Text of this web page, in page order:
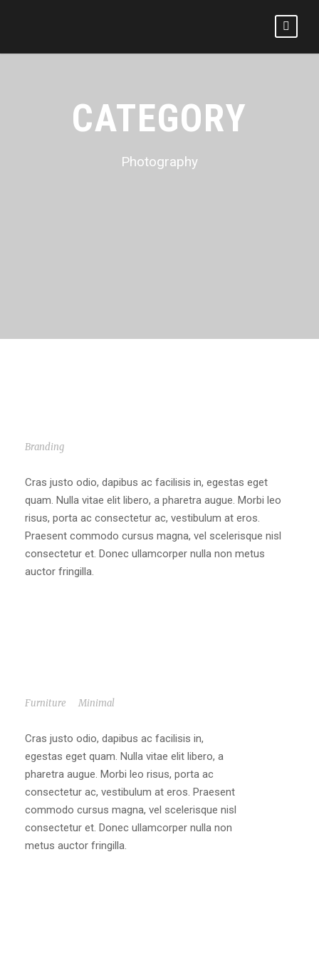
CATEGORY
Photography
Branding
Cras justo odio, dapibus ac facilisis in, egestas eget
quam. Nulla vitae elit libero, a pharetra augue. Morbi leo
risus, porta ac consectetur ac, vestibulum at eros.
Praesent commodo cursus magna, vel scelerisque nisl
consectetur et. Donec ullamcorper nulla non metus
auctor fringilla.
Furniture Minimal
Cras justo odio, dapibus ac facilisis in,
egestas eget quam. Nulla vitae elit libero, a
pharetra augue. Morbi leo risus, porta ac
consectetur ac, vestibulum at eros. Praesent
commodo cursus magna, vel scelerisque nisl
consectetur et. Donec ullamcorper nulla non
metus auctor fringilla.